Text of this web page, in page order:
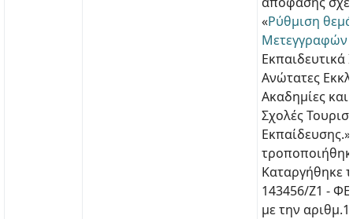
«Ρύθμιση
Μετεγγραφών
Εκπαιδευτικά
Ανώτατες
Ακαδημίες και
Σχολές
Καταργήθηκε
143456/Ζ1 -
με την